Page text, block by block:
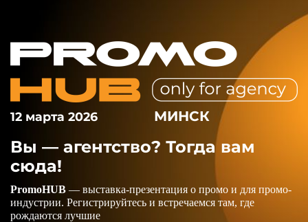
12 марта 2026 МИНСК
Вы — агентство? Тогда вам
сюда!
PromoHUB — выставка-презентация о промо и для промо-
индустрии. Регистрируйтесь и встречаемся там, где
рождаются лучшие